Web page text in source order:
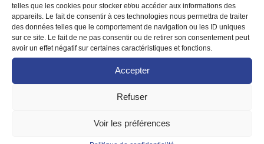
telles que les cookies pour stocker et/ou accéder aux informations des
appareils. Le fait de consentir à ces technologies nous permettra de traiter
des données telles que le comportement de navigation ou les ID uniques
sur ce site. Le fait de ne pas consentir ou de retirer son consentement peut
avoir un effet négatif sur certaines caractéristiques et fonctions.
Accepter
Refuser
Voir les préférences
Emission sur la présidence française de l’Union